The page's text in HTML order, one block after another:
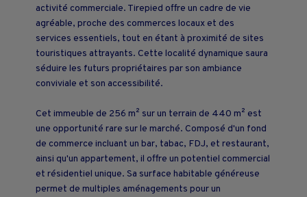
activité commerciale. Tirepied offre un cadre de vie
agréable, proche des commerces locaux et des
services essentiels, tout en étant à proximité de sites
touristiques attrayants. Cette localité dynamique saura
séduire les futurs propriétaires par son ambiance
conviviale et son accessibilité.
Cet immeuble de 256 m² sur un terrain de 440 m² est
une opportunité rare sur le marché. Composé d'un fond
de commerce incluant un bar, tabac, FDJ, et restaurant,
ainsi qu'un appartement, il offre un potentiel commercial
et résidentiel unique. Sa surface habitable généreuse
permet de multiples aménagements pour un